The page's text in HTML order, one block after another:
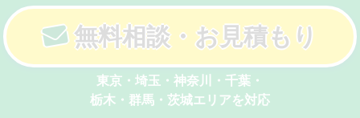
無料相談・お見積もり
東京・埼玉・神奈川・千葉・
栃木・群馬・茨城エリアを対応